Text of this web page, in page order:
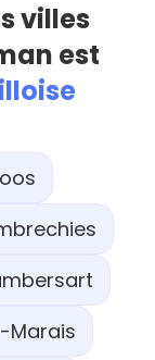
villes
est
Marais